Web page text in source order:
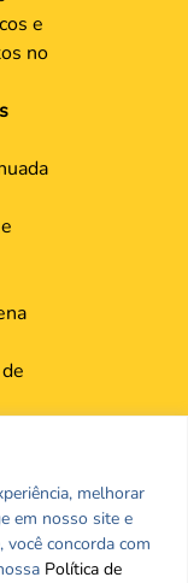
melhorar
em nosso site e
concorda com
Política de
e
no